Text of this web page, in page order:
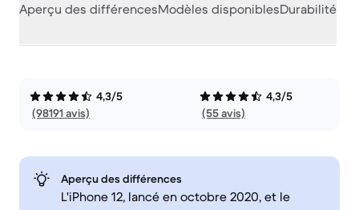
Aperçu des différencesModèles disponiblesDurabilité
4,3/5
(98191 avis)
4,3/5
(55 avis)
Aperçu des différences
L'iPhone 12, lancé en octobre 2020, et le